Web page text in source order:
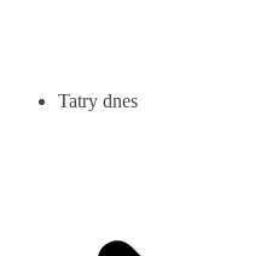
Tatry dnes